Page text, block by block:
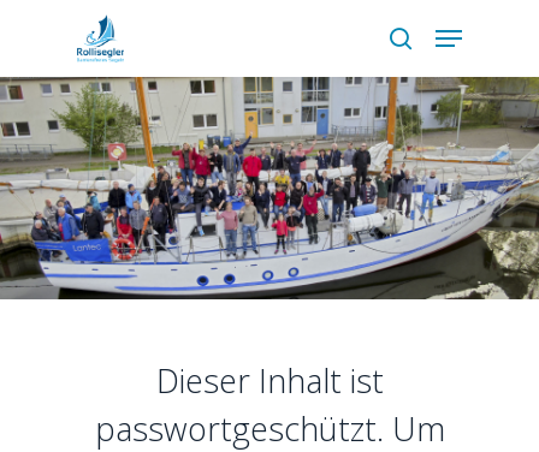
main
content
search
Menu
Dieser Inhalt ist
passwortgeschützt. Um